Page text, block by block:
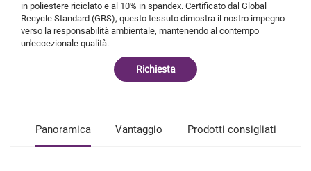
in poliestere riciclato e al 10% in spandex. Certificato dal Global
Recycle Standard (GRS), questo tessuto dimostra il nostro impegno
verso la responsabilità ambientale, mantenendo al contempo
un'eccezionale qualità.
Richiesta
Panoramica Vantaggio Prodotti consigliati